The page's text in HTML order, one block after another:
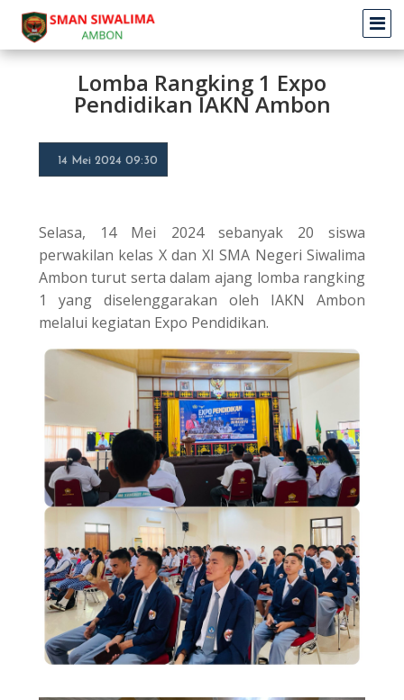
Lomba Rangking 1 Expo
Pendidikan IAKN Ambon
14 Mei 2024 09:30
Selasa, 14 Mei 2024 sebanyak 20 siswa
perwakilan kelas X dan XI SMA Negeri Siwalima
Ambon turut serta dalam ajang lomba rangking
1 yang diselenggarakan oleh IAKN Ambon
melalui kegiatan Expo Pendidikan.